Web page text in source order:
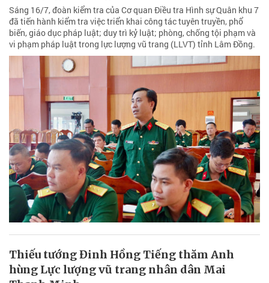
Sáng 16/7, đoàn kiểm tra của Cơ quan Điều tra Hình sự Quân khu 7
đã tiến hành kiểm tra việc triển khai công tác tuyên truyền, phổ
biến, giáo dục pháp luật; duy trì kỷ luật; phòng, chống tội phạm và
vi phạm pháp luật trong lực lượng vũ trang (LLVT) tỉnh Lâm Đồng.
Thiếu tướng Đinh Hồng Tiếng thăm Anh
hùng Lực lượng vũ trang nhân dân Mai